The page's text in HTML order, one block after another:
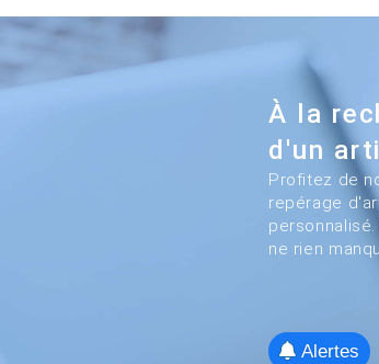
À la
d'un
Profitez de
repérage
ne rien
Alertes